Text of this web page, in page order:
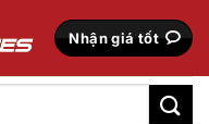
Nhận giá tốt